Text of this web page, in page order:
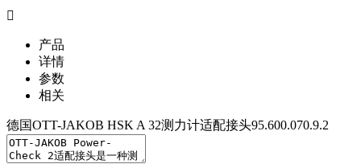
产品
详情
参数
相关
德国OTT-JAKOB HSK A 32测力计适配接头95.600.070.9.2